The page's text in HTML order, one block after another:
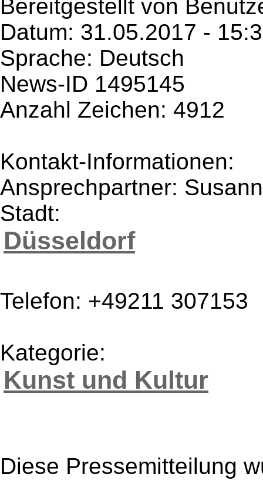
Bereitgestellt von
Datum: 31.05.2017 -
Sprache: Deutsch
News-ID 1495145
Anzahl Zeichen: 4912
Kontakt-Informationen:
Ansprechpartner:
Stadt:
Düsseldorf
Telefon: +49211 307153
Kategorie:
Kunst und Kultur
Diese Pressemitteilung